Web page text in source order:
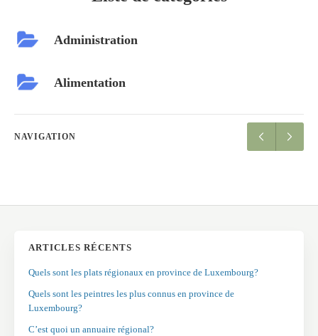
Administration
Alimentation
NAVIGATION
ARTICLES RÉCENTS
Quels sont les plats régionaux en province de Luxembourg?
Quels sont les peintres les plus connus en province de
Luxembourg?
C’est quoi un annuaire régional?